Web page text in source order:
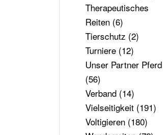
Therapeutisches
Reiten(6)
Tierschutz (2)
Turniere(12)
Unser Partner Pferd
(56)
Verband(14)
Vielseitigkeit(191)
Voltigieren(180)